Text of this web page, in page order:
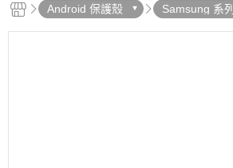
Android 保護殼 Samsung 系列